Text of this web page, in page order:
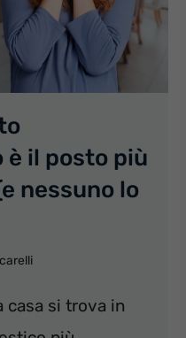
il posto più
nessuno lo
casa si trova in